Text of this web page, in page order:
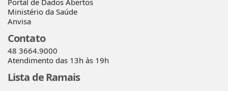
Portal de Dados Abertos
Ministério da Saúde
Anvisa
Contato
48 3664.9000
Atendimento das 13h às 19h
Lista de Ramais